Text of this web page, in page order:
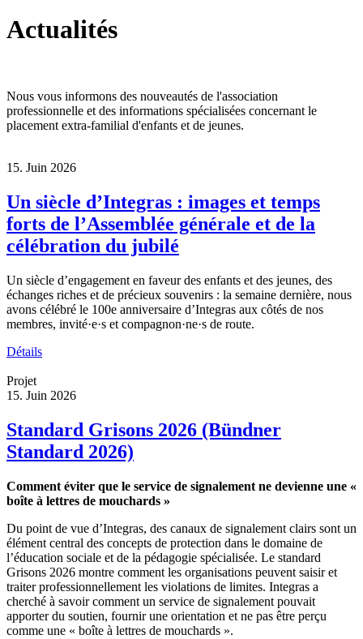
Actualités
Nous vous informons des nouveautés de l'association
professionnelle et des informations spécialisées concernant le
placement extra-familial d'enfants et de jeunes.
15. Juin 2026
Un siècle d’Integras : images et temps
forts de l’Assemblée générale et de la
célébration du jubilé
Un siècle d’engagement en faveur des enfants et des jeunes, des
échanges riches et de précieux souvenirs : la semaine dernière, nous
avons célébré le 100e anniversaire d’Integras aux côtés de nos
membres, invité·e·s et compagnon·ne·s de route.
Détails
Projet
15. Juin 2026
Standard Grisons 2026 (Bündner
Standard 2026)
Comment éviter que le service de signalement ne devienne une «
boîte à lettres de mouchards »
Du point de vue d’Integras, des canaux de signalement clairs sont un
élément central des concepts de protection dans le domaine de
l’éducation sociale et de la pédagogie spécialisée. Le standard
Grisons 2026 montre comment les organisations peuvent saisir et
traiter professionnellement les violations de limites. Integras a
cherché à savoir comment un service de signalement pouvait
apporter du soutien, fournir une orientation et ne pas être perçu
comme une « boîte à lettres de mouchards ».